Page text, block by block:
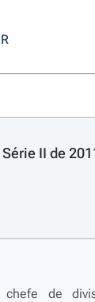
II de
chefe de